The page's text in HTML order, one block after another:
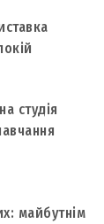
студія
майбутнім